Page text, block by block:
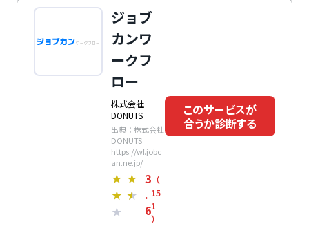
広告業・クリエイティブ業・イベント業・士業・コンサ
ルティング業に特化しています。プロジェクト原価管理
や継続契約管理も可能です。
ジョブ
カンワ
ークフ
ロー
株式会社
DONUTS
出典：株式会社
DONUTS
https://wf.jobc
an.ne.jp/
★ ★
★ ★
★
3
.
6
（
15
1
）
このサービスが
合うか診断する